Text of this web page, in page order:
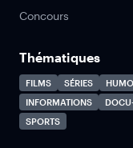
Concours
Thématiques
FILMS SÉRIES
INFORMATIONS
SPORTS